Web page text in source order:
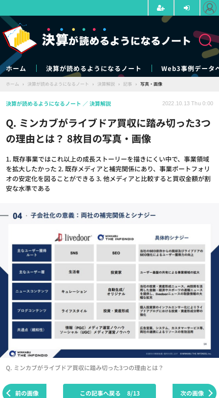
ホーム 決算が読めるようになるノート Web3事例データ
ホーム › 決算が読めるようになるノート › 決算解説 › 記事 › 写真・画像
Q. ミンカブがライブドア買収に踏み切った3つ
の理由とは？ 8枚目の写真・画像
1. 既存事業ではこれ以上の成長ストーリーを描きにくい中で、事業領域
を拡大したかった 2. 既存メディアと補完関係にあり、事業ポートフォリ
オの安定化を図ることができる 3. 他メディアと比較すると買収金額が割
安な水準である
決算が読めるようになるノート 決算解説 2022.10.13 Thu 0:00
Q. ミンカブがライブドア買収に踏み切った3つの理由とは？
前の画像 次の画像
この記事へ戻る 8/13